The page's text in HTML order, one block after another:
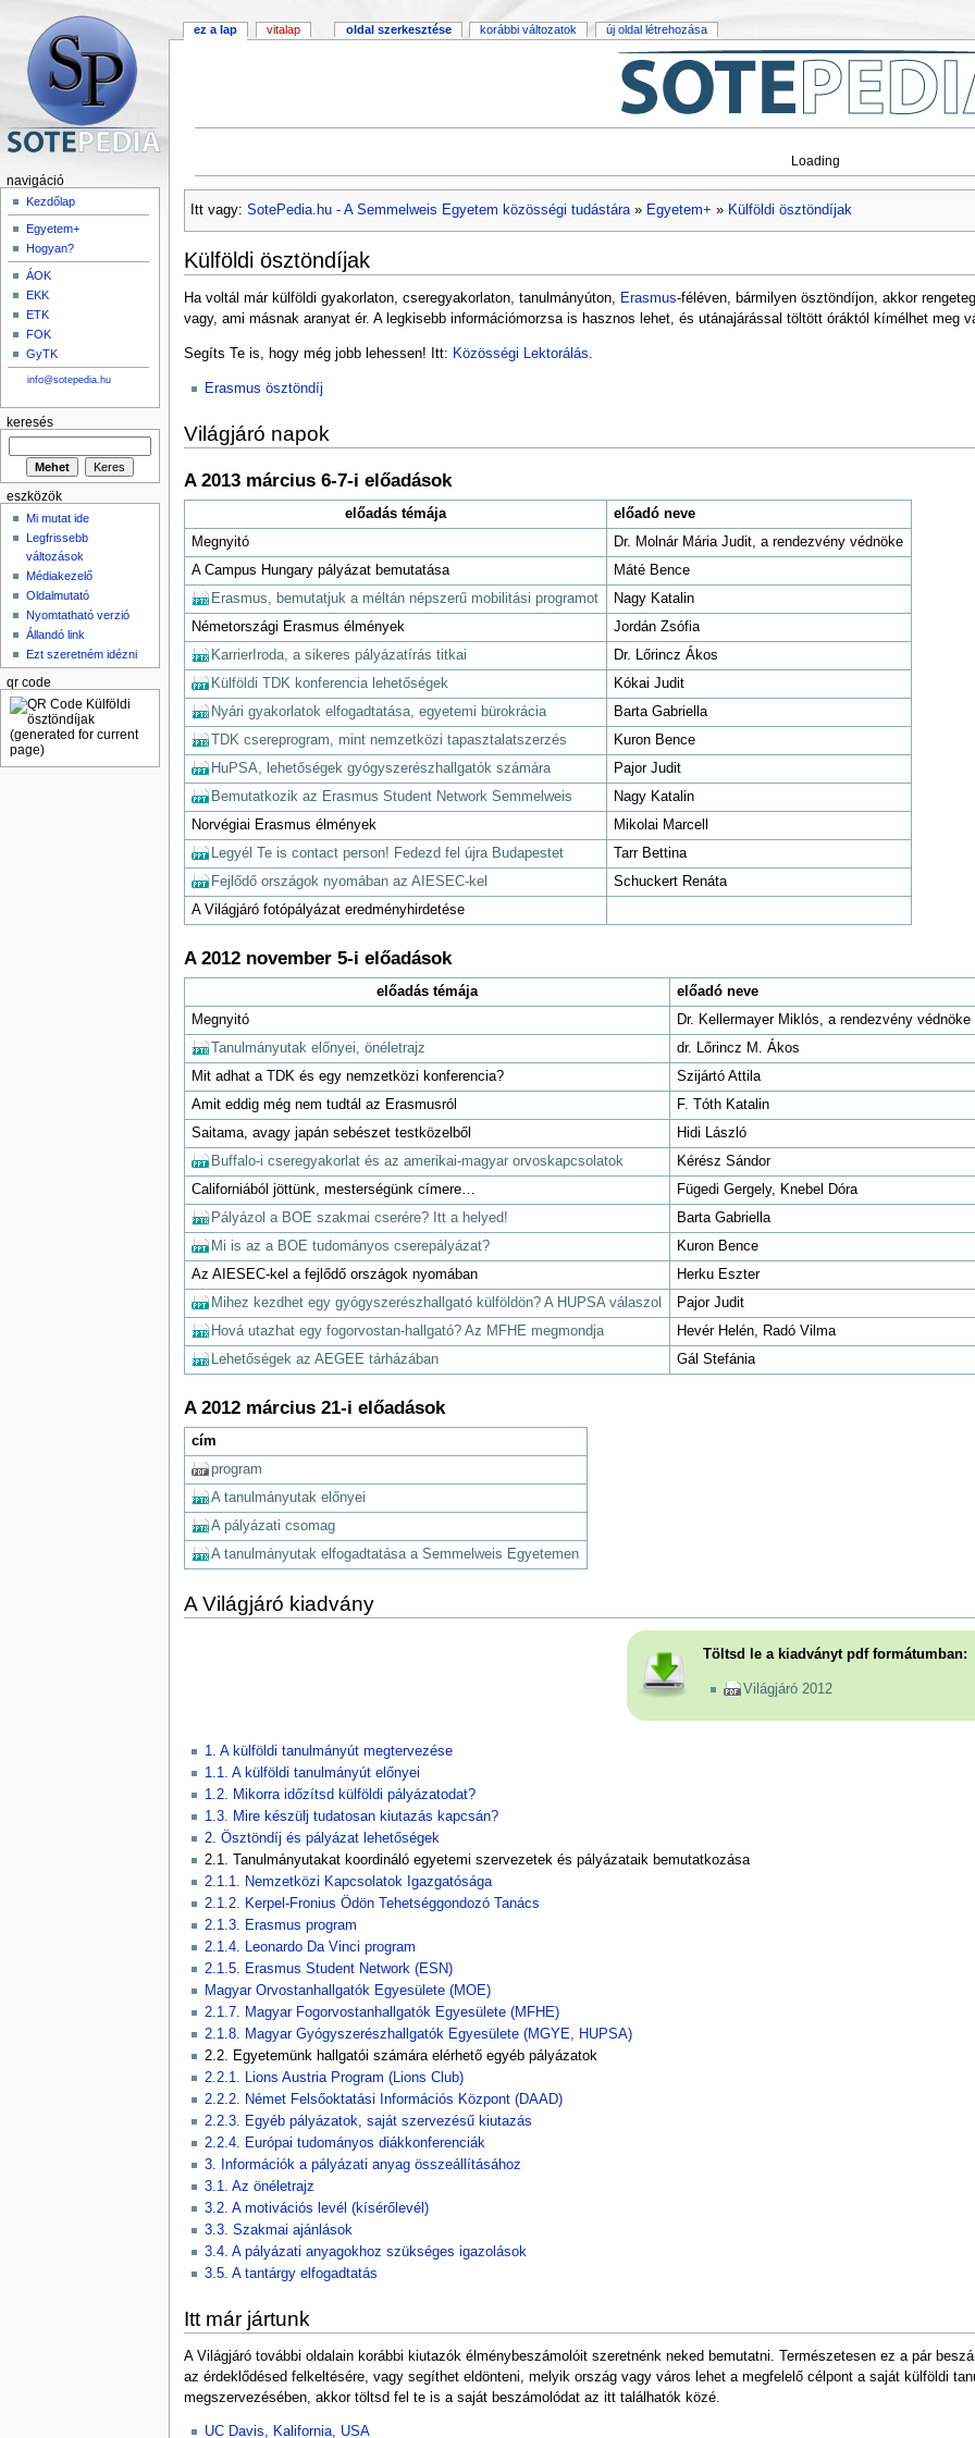
Loading
Itt vagy: SotePedia.hu - A Semmelweis Egyetem közösségi tudástára» Egyetem+ » Külföldi ösztöndíjak
Külföldi ösztöndíjak
Ha voltál már külföldi gyakorlaton, cseregyakorlaton, tanulmányúton, Erasmus-féléven, bármilyen ösztöndíjon, akkor
vagy, ami másnak aranyat ér. A legkisebb információmorzsa is hasznos lehet, és utánajárással töltött óráktól kímélhet meg
Segíts Te is, hogy még jobb lehessen! Itt: Közösségi Lektorálás.
Erasmus ösztöndíj
Világjáró napok
A 2013 március 6-7-i előadások
előadás témája
előadó neve
Megnyitó
Dr. Molnár Mária Judit, a rendezvény védnöke
A Campus Hungary pályázat bemutatása
Máté Bence
Erasmus, bemutatjuk a méltán népszerű mobilitási programot
Nagy Katalin
Németországi Erasmus élmények
Jordán Zsófia
KarrierIroda, a sikeres pályázatírás titkai
Dr. Lőrincz Ákos
Külföldi TDK konferencia lehetőségek
Kókai Judit
Nyári gyakorlatok elfogadtatása, egyetemi bürokrácia
Barta Gabriella
TDK csereprogram, mint nemzetközi tapasztalatszerzés
Kuron Bence
HuPSA, lehetőségek gyógyszerészhallgatók számára
Pajor Judit
Bemutatkozik az Erasmus Student Network Semmelweis
Nagy Katalin
Norvégiai Erasmus élmények
Mikolai Marcell
Legyél Te is contact person! Fedezd fel újra Budapestet
Tarr Bettina
Fejlődő országok nyomában az AIESEC-kel
Schuckert Renáta
A Világjáró fotópályázat eredményhirdetése
A 2012 november 5-i előadások
előadás témája
előadó neve
Megnyitó
Dr. Kellermayer Miklós, a rendezvény védnöke
Tanulmányutak előnyei, önéletrajz
dr. Lőrincz M. Ákos
Mit adhat a TDK és egy nemzetközi konferencia?
Szijártó Attila
Amit eddig még nem tudtál az Erasmusról
F. Tóth Katalin
Saitama, avagy japán sebészet testközelből
Hidi László
Buffalo-i cseregyakorlat és az amerikai-magyar orvoskapcsolatok
Kérész Sándor
Californiából jöttünk, mesterségünk címere…
Fügedi Gergely, Knebel Dóra
Pályázol a BOE szakmai cserére? Itt a helyed!
Barta Gabriella
Mi is az a BOE tudományos cserepályázat?
Kuron Bence
Az AIESEC-kel a fejlődő országok nyomában
Herku Eszter
Mihez kezdhet egy gyógyszerészhallgató külföldön? A HUPSA válaszol
Pajor Judit
Hová utazhat egy fogorvostan-hallgató? Az MFHE megmondja
Hevér Helén, Radó Vilma
Lehetőségek az AEGEE tárházában
Gál Stefánia
A 2012 március 21-i előadások
cím
program
A tanulmányutak előnyei
A pályázati csomag
A tanulmányutak elfogadtatása a Semmelweis Egyetemen
A Világjáró kiadvány
Töltsd le a kiadványt pdf formátumban:
Világjáró 2012
1. A külföldi tanulmányút megtervezése
1.1. A külföldi tanulmányút előnyei
1.2. Mikorra időzítsd külföldi pályázatodat?
1.3. Mire készülj tudatosan kiutazás kapcsán?
2. Ösztöndíj és pályázat lehetőségek
2.1. Tanulmányutakat koordináló egyetemi szervezetek és pályázataik bemutatkozása
2.1.1. Nemzetközi Kapcsolatok Igazgatósága
2.1.2. Kerpel-Fronius Ödön Tehetséggondozó Tanács
2.1.3. Erasmus program
2.1.4. Leonardo Da Vinci program
2.1.5. Erasmus Student Network (ESN)
Magyar Orvostanhallgatók Egyesülete (MOE)
2.1.7. Magyar Fogorvostanhallgatók Egyesülete (MFHE)
2.1.8. Magyar Gyógyszerészhallgatók Egyesülete (MGYE, HUPSA)
2.2. Egyetemünk hallgatói számára elérhető egyéb pályázatok
2.2.1. Lions Austria Program (Lions Club)
2.2.2. Német Felsőoktatási Információs Központ (DAAD)
2.2.3. Egyéb pályázatok, saját szervezésű kiutazás
2.2.4. Európai tudományos diákkonferenciák
3. Információk a pályázati anyag összeállításához
3.1. Az önéletrajz
3.2. A motivációs levél (kísérőlevél)
3.3. Szakmai ajánlások
3.4. A pályázati anyagokhoz szükséges igazolások
3.5. A tantárgy elfogadtatás
Itt már jártunk
A Világjáró további oldalain korábbi kiutazók élménybeszámolóit szeretnénk neked bemutatni. Természetesen ez a pár
az érdeklődésed felkeltésére, vagy segíthet eldönteni, melyik ország vagy város lehet a megfelelő célpont a saját külföldi
megszervezésében, akkor töltsd fel te is a saját beszámolódat az itt találhatók közé.
UC Davis, Kalifornia, USA
ez a lap vitalap oldal szerkesztése korábbi változatok új oldal létrehozása
navigáció
Kezdőlap
Egyetem+
Hogyan?
ÁOK
EKK
ETK
FOK
GyTK
info@sotepedia.hu
keresés
eszközök
Mi mutat ide
Legfrissebb
változások
Médiakezelő
Oldalmutató
Nyomtatható verzió
Állandó link
Ezt szeretném idézni
qr code